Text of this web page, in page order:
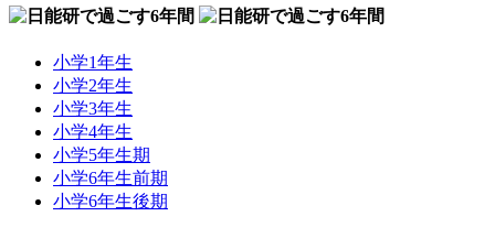
小学1年生
小学2年生
小学3年生
小学4年生
小学5年生期
小学6年生前期
小学6年生後期